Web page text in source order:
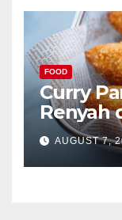
FOOD
Curry
Renyah
AUGUST 7,